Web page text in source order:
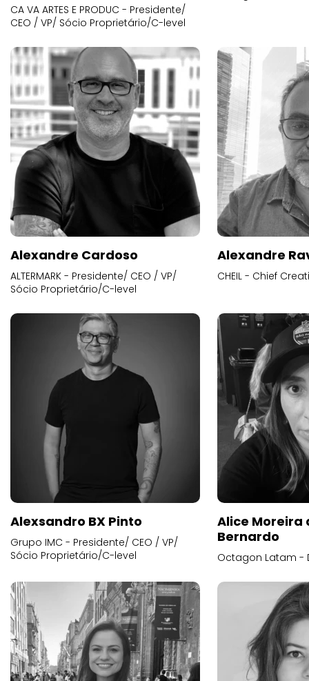
CA VA ARTES E PRODUC - Presidente/
CEO / VP/ Sócio Proprietário/C-level
Alexandre Cardoso
ALTERMARK - Presidente/ CEO / VP/
Sócio Proprietário/C-level
Alexandre
CHEIL - Chief
Alexsandro BX Pinto
Grupo IMC - Presidente/ CEO / VP/
Sócio Proprietário/C-level
Alice
Bernardo
Octagon Latam -